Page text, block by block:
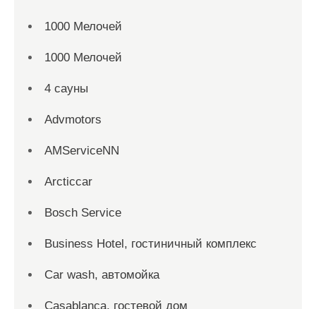
1000 Мелочей
1000 Мелочей
4 сауны
Advmotors
AMServiceNN
Arcticcar
Bosch Service
Business Hotel, гостиничный комплекс
Car wash, автомойка
Casablanca, гостевой дом